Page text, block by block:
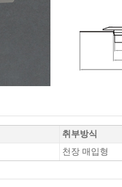
취부방식
천장 매입형